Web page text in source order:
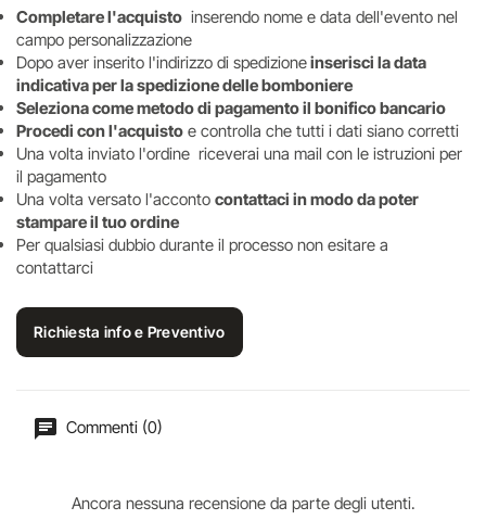
Completare l'acquisto inserendo nome e data dell'evento nel
campo personalizzazione
Dopo aver inserito l'indirizzo di spedizioneinserisci la data
indicativa per la spedizione delle bomboniere
Seleziona come metodo di pagamento il bonifico bancario
Procedi con l'acquisto e controlla che tutti i dati siano corretti
Una volta inviato l'ordine riceverai una mail con le istruzioni per
il pagamento
Una volta versato l'acconto contattaci in modo da poter
stampare il tuo ordine
Per qualsiasi dubbio durante il processo non esitare a
contattarci
Richiesta info e Preventivo
Commenti (0)
Ancora nessuna recensione da parte degli utenti.